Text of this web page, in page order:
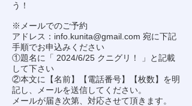
う！
※メールでのご予約
アドレス： info.kunita@gmail.com 宛に下記
手順でお申込みください
①題名に「 2024/6/25 クニグリ！ 」と記載
して下さい
②本文に【名前】【電話番号】【枚数】を明
記し、メールを送信してください。
メールが届き次第、対応させて頂きます。